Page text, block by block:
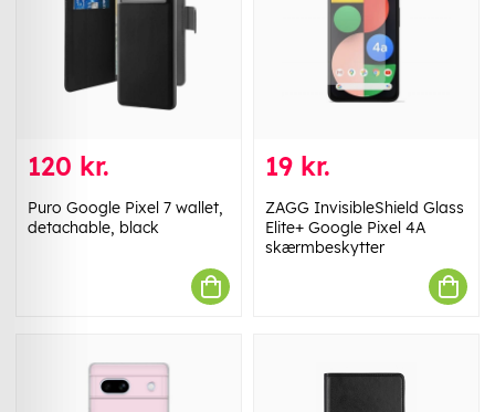
120 kr.
Puro Google Pixel 7 wallet,
detachable, black
19 kr.
ZAGG InvisibleShield Glass
Elite+ Google Pixel 4A
skærmbeskytter